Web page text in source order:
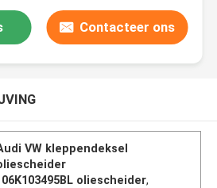
Contacteer ons
VW kleppendeksel
06K103495BL oliescheider,